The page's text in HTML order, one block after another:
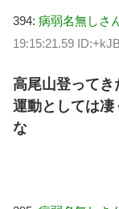
394: 病弱名無しさ
19:15:21.59
高尾山登ってき
運動としては凄
な